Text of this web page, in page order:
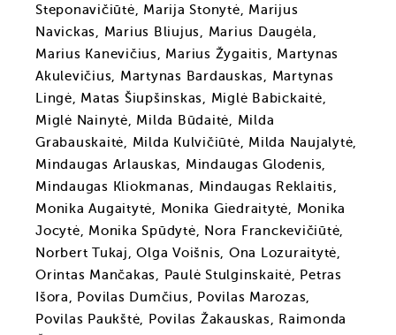
Steponavičiūtė, Marija Stonytė, Marijus
Navickas, Marius Bliujus, Marius Daugėla,
Marius Kanevičius, Marius Žygaitis, Martynas
Akulevičius, Martynas Bardauskas, Martynas
Lingė, Matas Šiupšinskas, Miglė Babickaitė,
Miglė Nainytė, Milda Būdaitė, Milda
Grabauskaitė, Milda Kulvičiūtė, Milda Naujalytė,
Mindaugas Arlauskas, Mindaugas Glodenis,
Mindaugas Kliokmanas, Mindaugas Reklaitis,
Monika Augaitytė, Monika Giedraitytė, Monika
Jocytė, Monika Spūdytė, Nora Franckevičiūtė,
Norbert Tukaj, Olga Voišnis, Ona Lozuraitytė,
Orintas Mančakas, Paulė Stulginskaitė, Petras
Išora, Povilas Dumčius, Povilas Marozas,
Povilas Paukštė, Povilas Žakauskas, Raimonda